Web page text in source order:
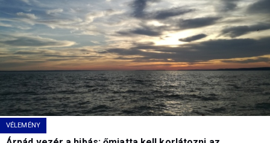
VÉLEMÉNY